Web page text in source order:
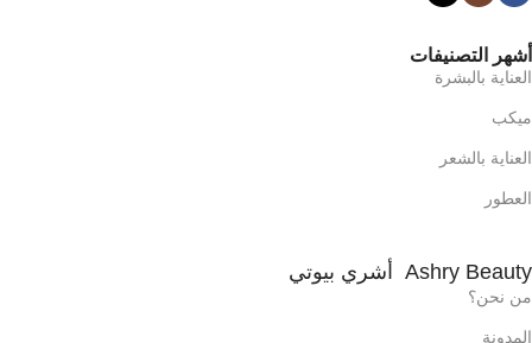
أشهر التصنيفات
العناية بالبشرة
ميكب
العناية بالشعر
العطور
Ashry Beauty أشري بيوتي
من نحن؟
المدونة